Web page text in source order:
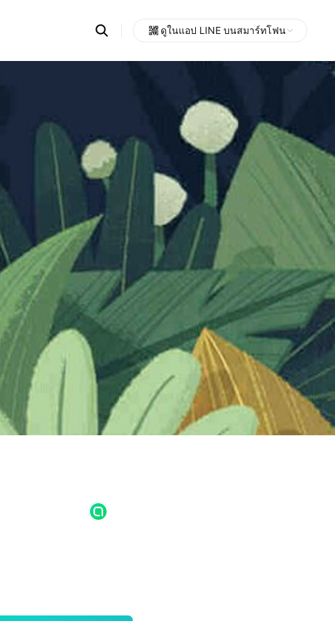
Search
OpenChats
messages
search
ดูในแอป LINE บนสมาร์ทโฟน